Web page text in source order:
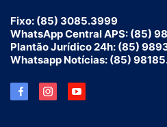
Fixo: (85) 3085.3999
WhatsApp Central APS: (85)
Plantão Jurídico 24h: (85)
Whatsapp Notícias: (85)